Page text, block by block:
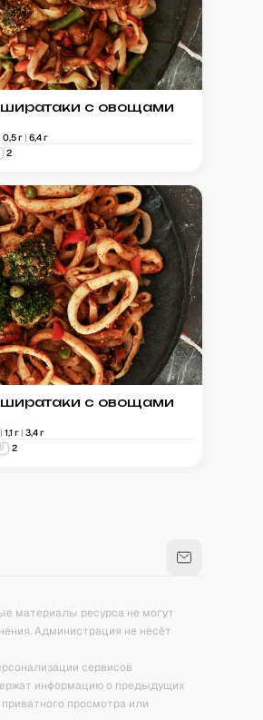
с овощами
0,5г | 6,4г
2
с овощами
| 1,1 г | 3,4г
2
материалы ресурса не могут
Администрация не несёт
сервисов
информацию о предыдущих
просмотра или